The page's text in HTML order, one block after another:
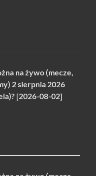
na żywo (mecze,
2 sierpnia 2026
[2026-08-02]